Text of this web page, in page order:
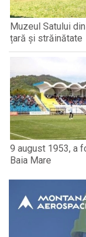
Muzeul Satului
țară și străinătate
9 august 1953, a
Baia Mare